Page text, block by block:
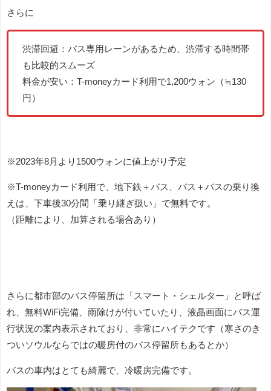
さらに
渋滞回避：バス専用レーンがあるため、渋滞する時間帯
も比較的スムーズ
料金が安い：T-moneyカード利用で1,200ウォン（≒130
円）
※2023年8月より1500ウォンに値上がり予定
※T-moneyカード利用で、地下鉄＋バス、バス＋バスの乗り換
えは、下車後30分間「乗り継ぎ扱い」で無料です。
（距離により、加算される場合あり）
さらに都市部のバス停留所は「スマート・シェルター」と呼ば
れ、無料WiFi完備、雨除けが付いていたり、液晶画面にバス運
行状況の案内表示されており、非常にハイテクです（寒さのき
ついソウルならではの暖房付のバス停留所もあるとか）
バスの車内はとても綺麗で、冷暖房完備です。